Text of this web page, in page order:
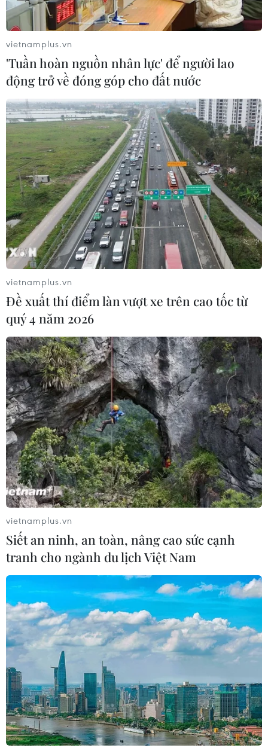
TIN CÙNG CHUYÊN MỤC
Sầu riêng Việt Nam trước cơ hội mở
rộng thị trường xuất khẩu
10/08/2026 09:52
Giá vàng trong nước đảo chiều, tăng
600.000 đồng phiên chiều nay
10/08/2026 09:51
Trái cây Việt Nam còn nhiều dư địa
tại Thổ Nhĩ Kỳ
10/08/2026 09:44
Thị trường vàng “án binh” chờ đợi số
vietnamplus.vn
'Tuần hoàn nguồn nhân lực' để người lao
động trở về đóng góp cho đất nước
vietnamplus.vn
Đề xuất thí điểm làn vượt xe trên cao tốc từ
quý 4 năm 2026
vietnamplus.vn
Siết an ninh, an toàn, nâng cao sức cạnh
tranh cho ngành du lịch Việt Nam